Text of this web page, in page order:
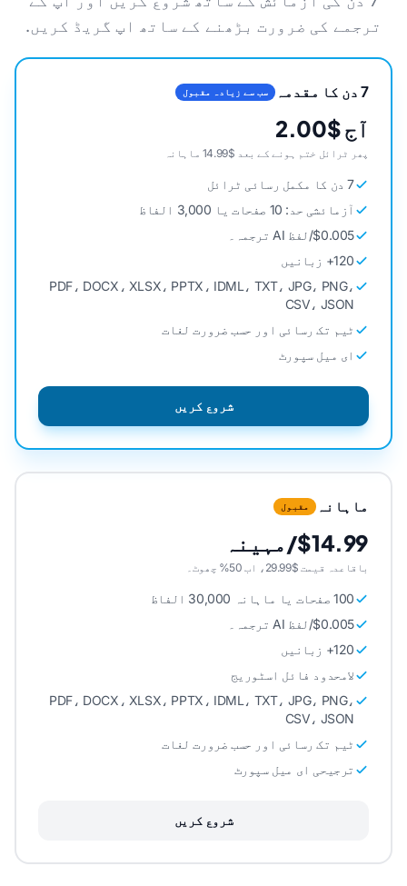
ترجمے کی ضرورت بڑھنے کے ساتھ اپ گریڈ کریں.
7 دن کا مقدمہ سب سے زیادہ مقبول
آج $2.00
پھر ٹرائل ختم ہونے کے بعد $14.99 ماہانہ
7 دن کا مکمل رسائی ٹرائل
آزمائشی حد: 10 صفحات یا 3,000 الفاظ
$0.005/لفظ AI ترجمہ۔
120+ زبانیں
PDF، DOCX، XLSX، PPTX، IDML، TXT، JPG، PNG،
CSV، JSON
ٹیم تک رسائی اور حسب ضرورت لغات
ای میل سپورٹ
شروع کریں
ماہانہ مقبول
$14.99/مہینہ
باقاعدہ قیمت $29.99، اب 50% چھوٹ۔
100 صفحات یا ماہانہ 30,000 الفاظ
$0.005/لفظ AI ترجمہ۔
120+ زبانیں
لامحدود فائل اسٹوریج
PDF، DOCX، XLSX، PPTX، IDML، TXT، JPG، PNG،
CSV، JSON
ٹیم تک رسائی اور حسب ضرورت لغات
ترجیحی ای میل سپورٹ
شروع کریں